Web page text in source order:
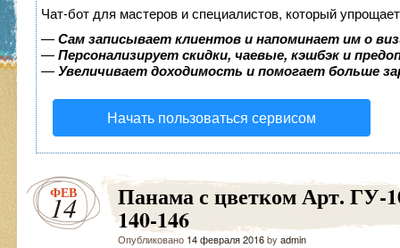
Чат-бот для мастеров и специалистов, который
—Сам записывает клиентов и напоминает им о
—Персонализирует скидки, чаевые, кэшбэк и
—Увеличивает доходимость и помогает больше
Начать пользоваться сервисом
ФЕВ
14 Панама с цветком Арт. ГУ-
140-146
Опубликовано 14 февраля 2016by admin